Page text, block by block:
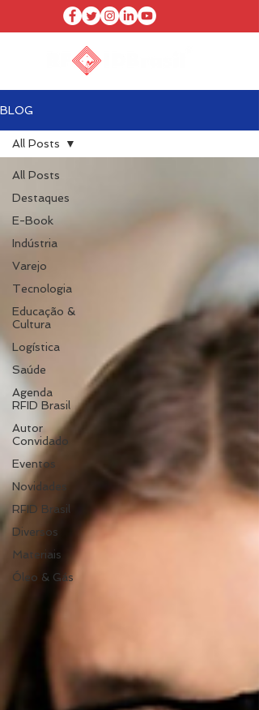
BLOG
All Posts
Destaques
E-Book
Indústria
Varejo
Tecnologia
Educação &
Cultura
Logística
Saúde
Agenda
RFID Brasil
Autor
Convidado
Eventos
Novidades
RFID Brasil
Diversos
Materiais
Óleo & Gás
All Posts